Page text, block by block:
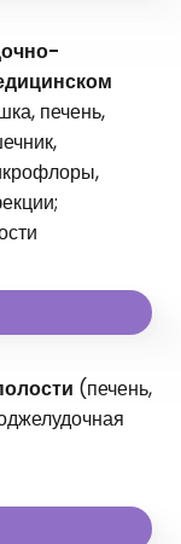
печень,
(печень,